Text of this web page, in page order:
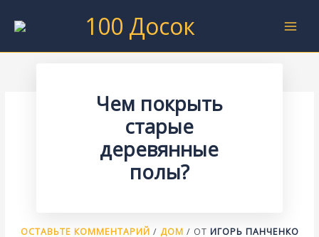
100 Досок
Чем покрыть
старые
деревянные
полы?
ОСТАВЬТЕ КОММЕНТАРИЙ / ДОМ / ОТ ИГОРЬ ПАНЧЕНКО